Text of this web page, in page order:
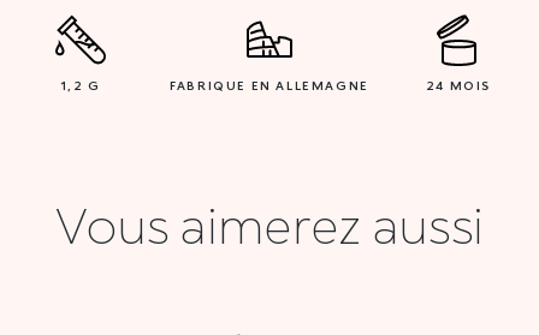
1,2 G FABRIQUE EN ALLEMAGNE 24 MOIS
Vous aimerez aussi